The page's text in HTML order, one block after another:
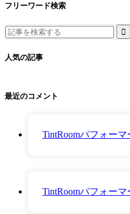
フリーワード検索
Search
for:
人気の記事
最近のコメント
TintRoomパフォー
TintRoomパフォー